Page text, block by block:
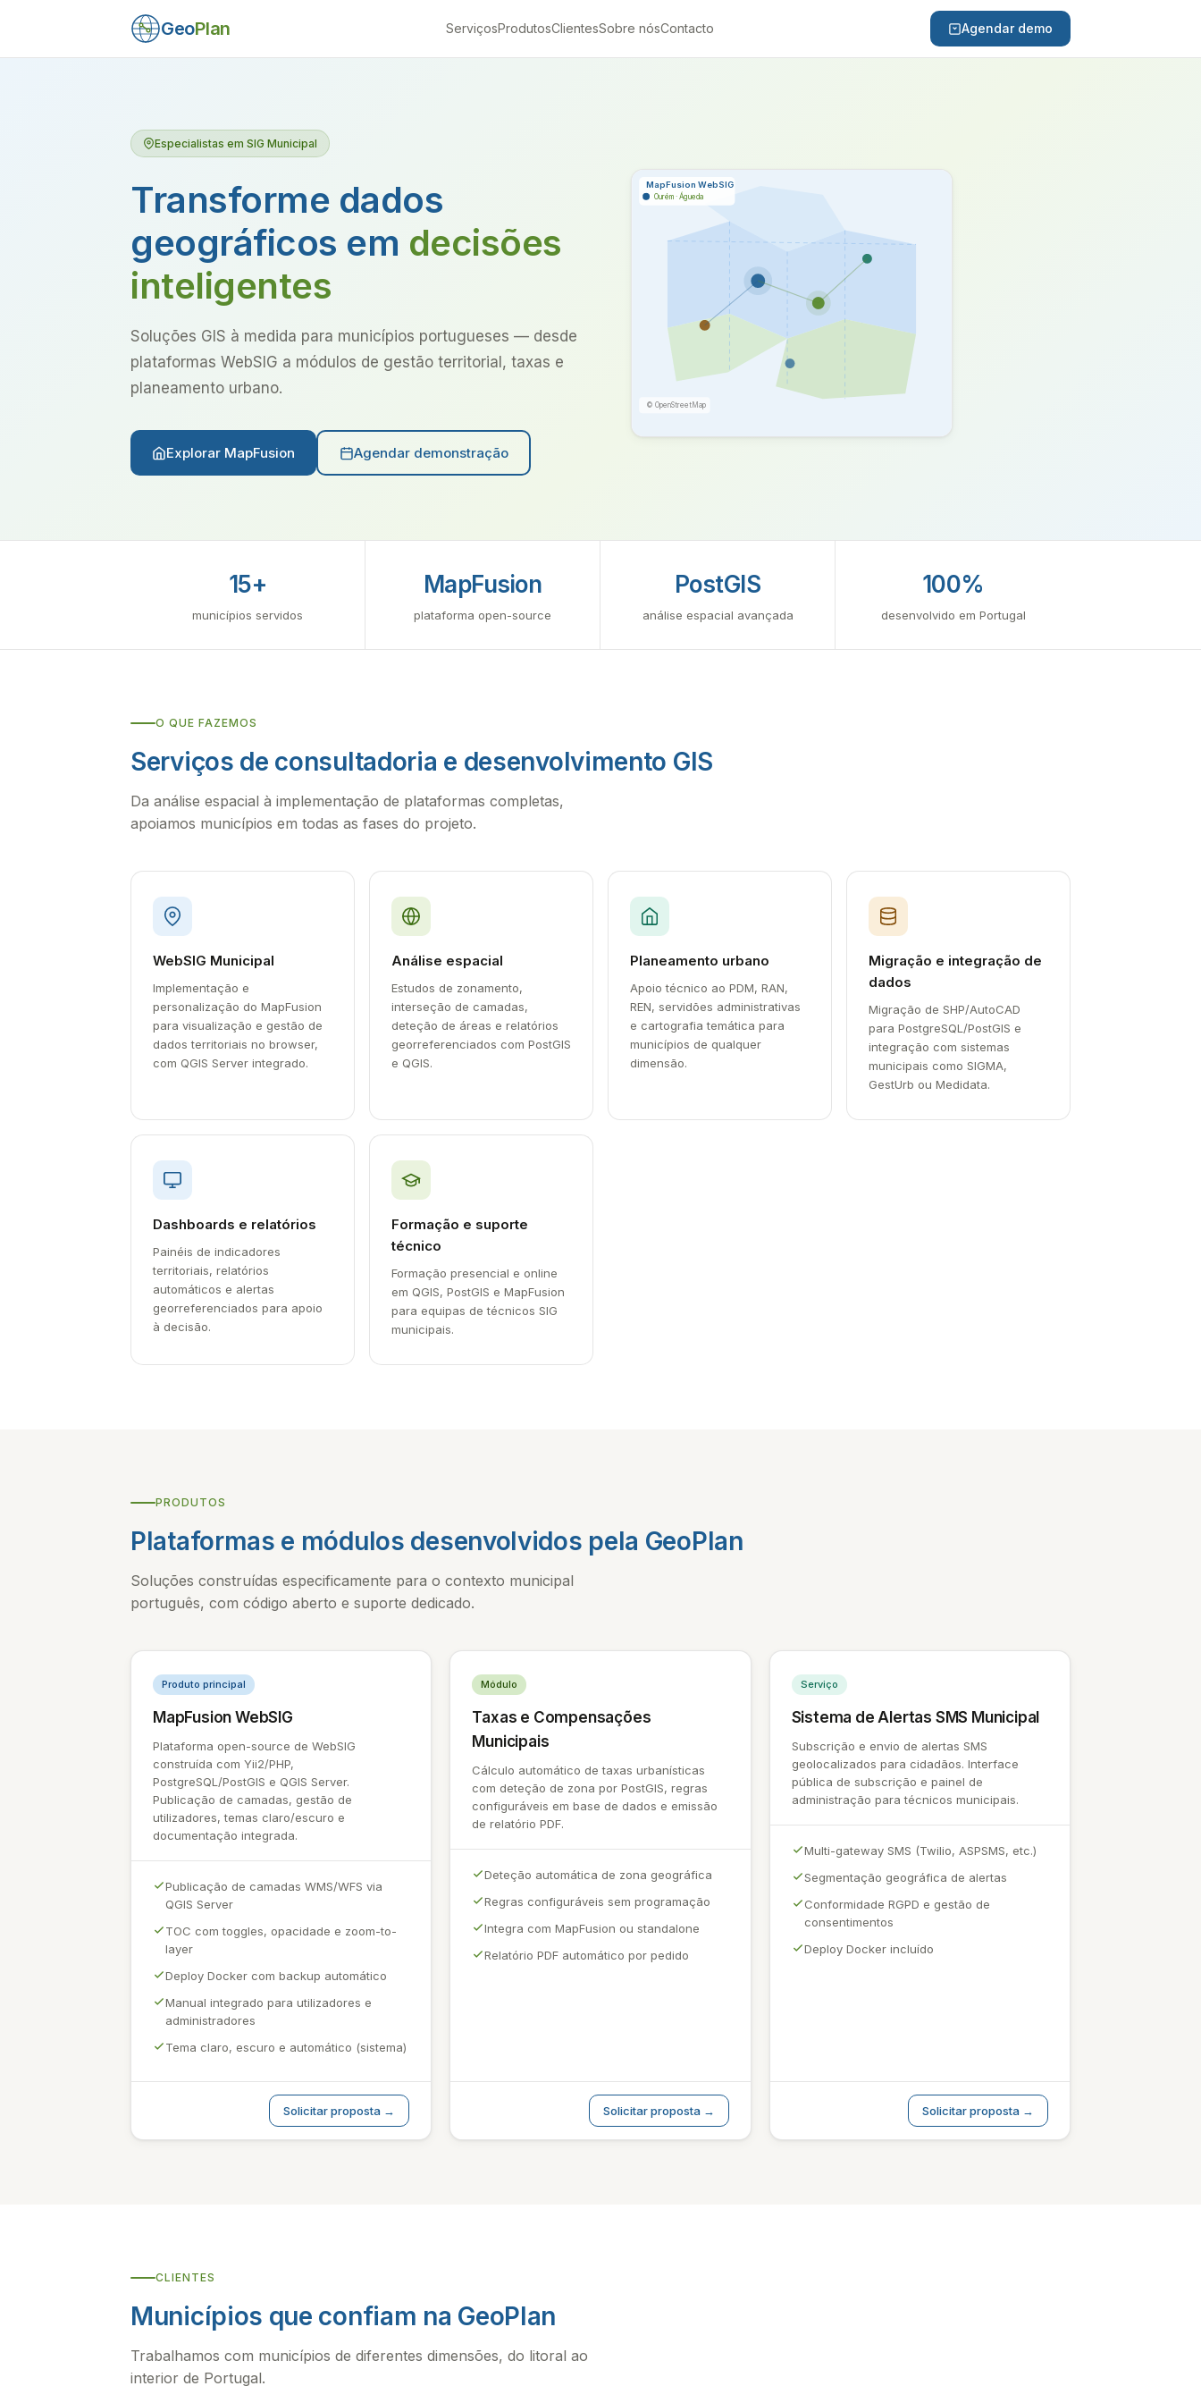
GeoPlan ServiçosProdutosClientesSobre nósContacto Agendar demo
Especialistas em SIG Municipal
Transforme dados
geográficos em decisões
inteligentes
Soluções GIS à medida para municípios portugueses — desde
plataformas WebSIG a módulos de gestão territorial, taxas e
planeamento urbano.
Explorar MapFusion Agendar demonstração
MapFusion WebSIG
Ourém · Águeda
© OpenStreetMap
15+
municípios servidos
MapFusion
plataforma open-source
PostGIS
análise espacial avançada
100%
desenvolvido em Portugal
O QUE FAZEMOS
Serviços de consultadoria e desenvolvimento GIS
Da análise espacial à implementação de plataformas completas,
apoiamos municípios em todas as fases do projeto.
WebSIG Municipal
Implementação e
personalização do MapFusion
para visualização e gestão de
dados territoriais no browser,
com QGIS Server integrado.
Análise espacial
Estudos de zonamento,
interseção de camadas,
deteção de áreas e relatórios
georreferenciados com PostGIS
e QGIS.
Planeamento urbano
Apoio técnico ao PDM, RAN,
REN, servidões administrativas
e cartografia temática para
municípios de qualquer
dimensão.
Migração e integração de
dados
Migração de SHP/AutoCAD
para PostgreSQL/PostGIS e
integração com sistemas
municipais como SIGMA,
GestUrb ou Medidata.
Dashboards e relatórios
Painéis de indicadores
territoriais, relatórios
automáticos e alertas
georreferenciados para apoio
à decisão.
Formação e suporte
técnico
Formação presencial e online
em QGIS, PostGIS e MapFusion
para equipas de técnicos SIG
municipais.
PRODUTOS
Plataformas e módulos desenvolvidos pela GeoPlan
Soluções construídas especificamente para o contexto municipal
português, com código aberto e suporte dedicado.
Produto principal
MapFusion WebSIG
Plataforma open-source de WebSIG
construída com Yii2/PHP,
PostgreSQL/PostGIS e QGIS Server.
Publicação de camadas, gestão de
utilizadores, temas claro/escuro e
documentação integrada.
Publicação de camadas WMS/WFS via
QGIS Server
TOC com toggles, opacidade e zoom-to-
layer
Deploy Docker com backup automático
Manual integrado para utilizadores e
administradores
Tema claro, escuro e automático (sistema)
Solicitar proposta →
Módulo
Taxas e Compensações
Municipais
Cálculo automático de taxas urbanísticas
com deteção de zona por PostGIS, regras
configuráveis em base de dados e emissão
de relatório PDF.
Deteção automática de zona geográfica
Regras configuráveis sem programação
Integra com MapFusion ou standalone
Relatório PDF automático por pedido
Solicitar proposta →
Serviço
Sistema de Alertas SMS Municipal
Subscrição e envio de alertas SMS
geolocalizados para cidadãos. Interface
pública de subscrição e painel de
administração para técnicos municipais.
Multi-gateway SMS (Twilio, ASPSMS, etc.)
Segmentação geográfica de alertas
Conformidade RGPD e gestão de
consentimentos
Deploy Docker incluído
Solicitar proposta →
CLIENTES
Municípios que confiam na GeoPlan
Trabalhamos com municípios de diferentes dimensões, do litoral ao
interior de Portugal.